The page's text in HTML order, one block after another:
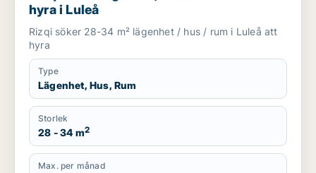
hyra i Luleå
Rizqi söker 28-34 m² lägenhet / hus / rum i Luleå att
hyra
Type
Lägenhet, Hus, Rum
Storlek
28 - 34 m2
Max. per månad